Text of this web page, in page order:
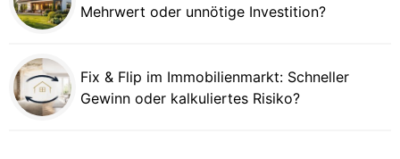
Mehrwert oder unnötige Investition?
Fix & Flip im Immobilienmarkt: Schneller
Gewinn oder kalkuliertes Risiko?